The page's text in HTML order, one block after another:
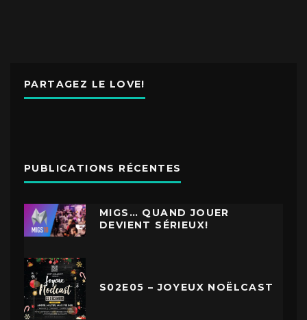
PARTAGEZ LE LOVE!
PUBLICATIONS RÉCENTES
MIGS… QUAND JOUER
DEVIENT SÉRIEUX!
S02E05 – JOYEUX NOËLCAST